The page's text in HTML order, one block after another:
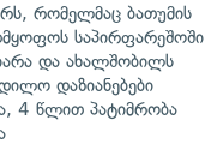
რომელმაც ბათუმის
საპირფარეშოში
და ახალშობილს
დაზიანებები
4 წლით პატიმრობა